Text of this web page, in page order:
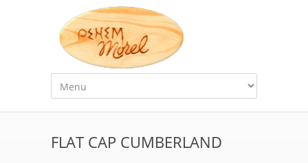
FLAT CAP CUMBERLAND